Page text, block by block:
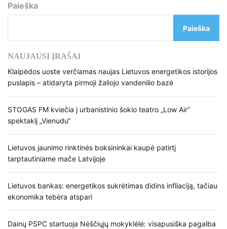
Paieška
Paieška
NAUJAUSI ĮRAŠAI
Klaipėdos uoste verčiamas naujas Lietuvos energetikos istorijos
puslapis – atidaryta pirmoji žaliojo vandenilio bazė
STOGAS FM kviečia į urbanistinio šokio teatro „Low Air“
spektaklį „Vienudu“
Lietuvos jaunimo rinktinės boksininkai kaupė patirtį
tarptautiniame mače Latvijoje
Lietuvos bankas: energetikos sukrėtimas didins infliaciją, tačiau
ekonomika tebėra atspari
Dainų PSPC startuoja Nėščiųjų mokyklėlė: visapusiška pagalba